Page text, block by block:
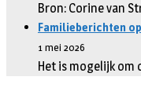
Bron: Corine van
Familieberichten
1 mei 2026
Het is mogelijk om